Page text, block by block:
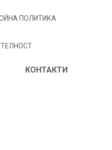
ПОЛИТИКА
КОНТАКТИ